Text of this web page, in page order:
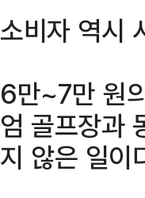
소비자 역시
6만~7만 원
엄 골프장과
지 않은 일이